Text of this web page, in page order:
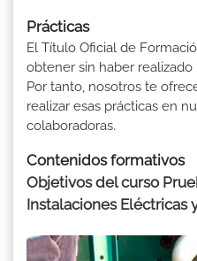
Prácticas
El Título Oficial de
obtener sin haber realizado
Por tanto, nosotros te
realizar esas prácticas en
colaboradoras.
Contenidos formativos
Objetivos del curso
Instalaciones Eléctricas